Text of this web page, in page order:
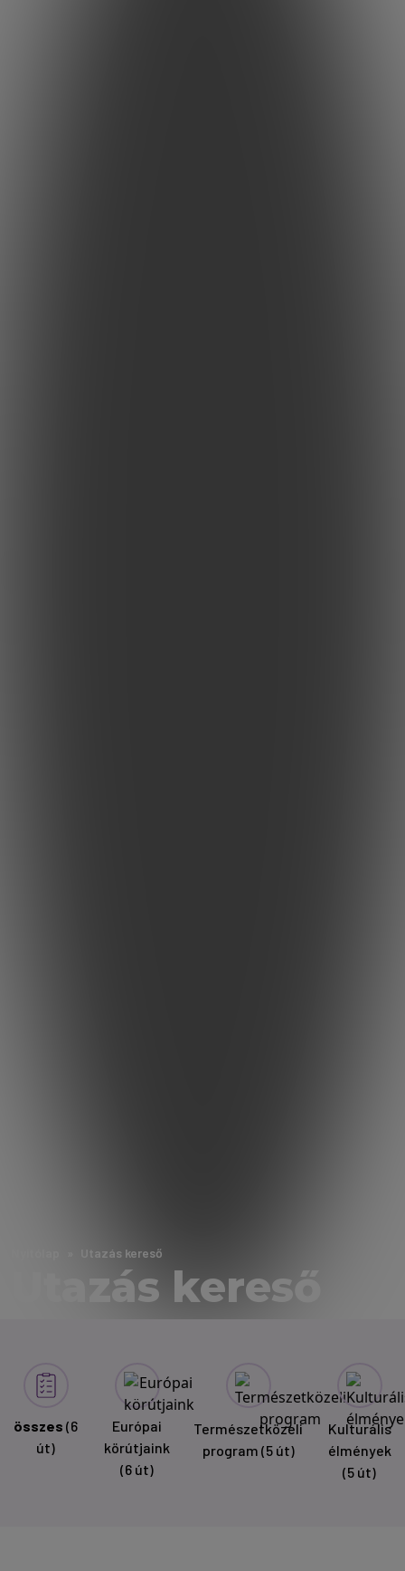
Utazás kereső
Utazás kereső
összes (6
út)
Európai
körútjaink
(6 út)
Természetközeli
program (5 út)
Kulturális
élmények
(5 út)